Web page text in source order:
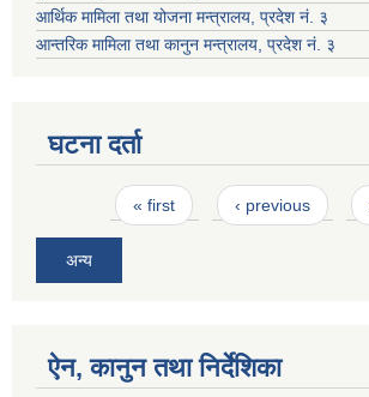
आर्थिक मामिला तथा योजना मन्त्रालय, प्रदेश नं. ३
आन्तरिक मामिला तथा कानुन मन्त्रालय, प्रदेश नं. ३
घटना दर्ता
Pages« first ‹ previous
अन्य
ऐन, कानुन तथा निर्देशिका